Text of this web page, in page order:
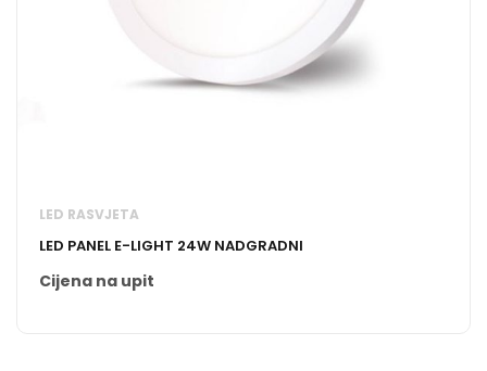
LED RASVJETA
LED PANEL E-LIGHT 24W NADGRADNI
Cijena na upit